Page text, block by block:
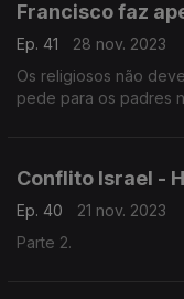
Francisco faz
Ep. 41
28 nov. 2023
Os religiosos não
pede para os padres
Conflito Israel -
Ep. 40
21 nov. 2023
Parte 2.